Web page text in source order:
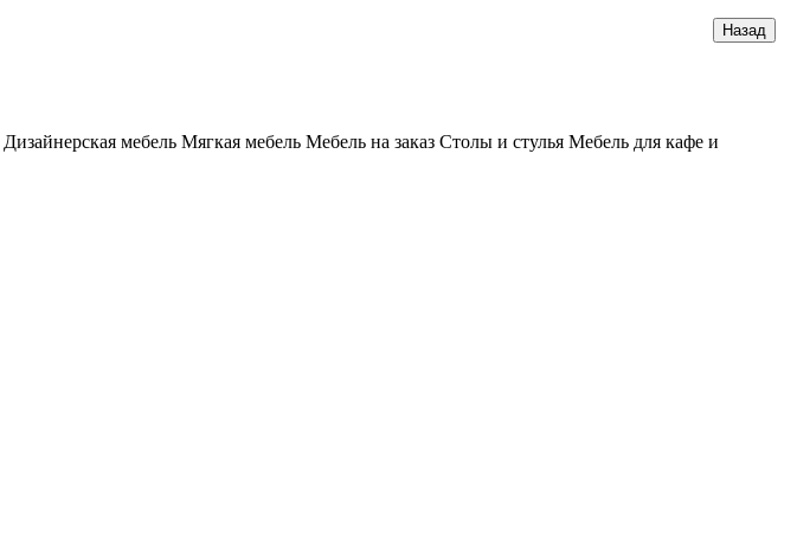
Дизайнерская мебель Мягкая мебель Мебель на заказ Столы и стулья Мебель для кафе и